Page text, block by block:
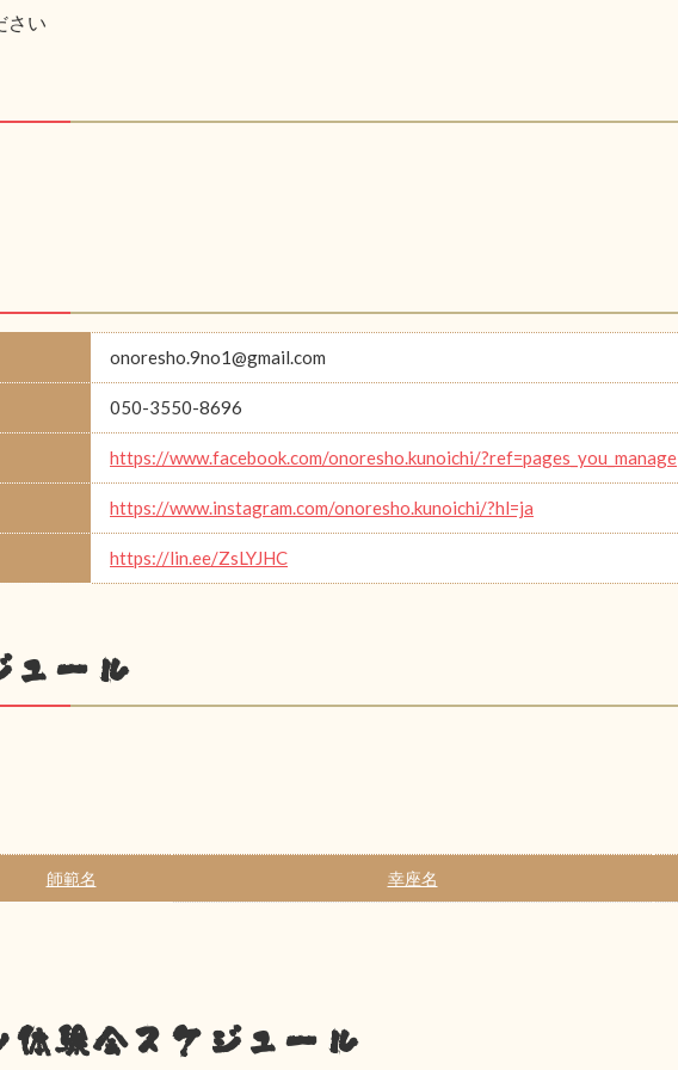
さい
onoresho.9no1@gmail.com
050-3550-8696
https://www.facebook.com/onoresho.kunoichi/?ref=pages_you_manage
https://www.instagram.com/onoresho.kunoichi/?hl=ja
https://lin.ee/ZsLYJHC
ュール
師範名 幸座名
体験会スケジュール